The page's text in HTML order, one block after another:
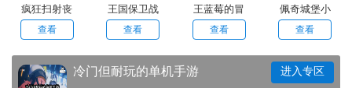
疯狂扫射丧
尸生存
查看
王国保卫战
查看
王蓝莓的冒
险生活
查看
佩奇城堡小
英雄
查看
冷门但耐玩的单机手游 进入专区